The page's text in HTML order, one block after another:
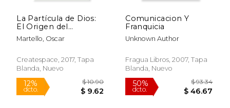
La Partícula de Dios:
El Origen del
Universo, Hoy. La
Verdad Última Entre
Religión: Volume 37
(Conjuras)
Martello, Oscar
Createspace, 2017, Tapa
Blanda, Nuevo
Comunicacion Y
Franquicia
Unknown Author
Fragua Libros, 2007, Tapa
Blanda, Nuevo